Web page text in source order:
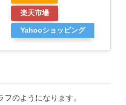
楽天市場
Yahooショッピング
のようになります。